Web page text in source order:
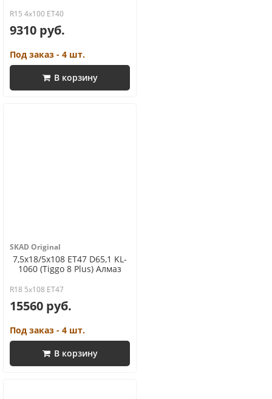
R15 4x100 ET40
9310 руб.
Под заказ - 4 шт.
В корзину
SKAD Original
7,5x18/5x108 ET47 D65,1 KL-
1060 (Tiggo 8 Plus) Алмаз
R18 5x108 ET47
15560 руб.
Под заказ - 4 шт.
В корзину